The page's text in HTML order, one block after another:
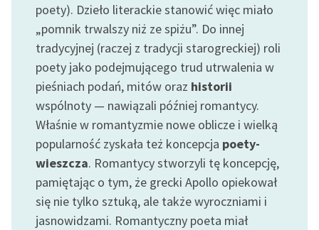
niepełnosprawnościami
Feministyczne inspiracje.
Popularyzacja
skandynawskiej literatury
feministycznej
Ręce pełne poezji
Kolekcje edukacyjne
twórców przechodzących
do domeny publicznej,
lektur szkolnych oraz
Starego Testamentu
poety). Dzieło literackie stanowić więc miało
„pomnik trwalszy niż ze spiżu”. Do innej
tradycyjnej (raczej z tradycji starogreckiej) roli
poety jako podejmującego trud utrwalenia w
pieśniach podań, mitów oraz historii
wspólnoty — nawiązali później romantycy.
Właśnie w romantyzmie nowe oblicze i wielką
popularność zyskała też koncepcja poety-
wieszcza. Romantycy stworzyli tę koncepcję,
pamiętając o tym, że grecki Apollo opiekował
się nie tylko sztuką, ale także wyroczniami i
jasnowidzami. Romantyczny poeta miał